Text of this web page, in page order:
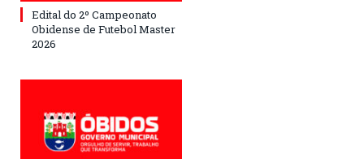
Edital do 2º Campeonato
Obidense de Futebol Master
2026